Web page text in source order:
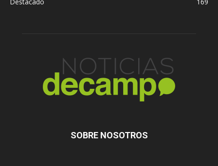
SOBRE NOSOTROS